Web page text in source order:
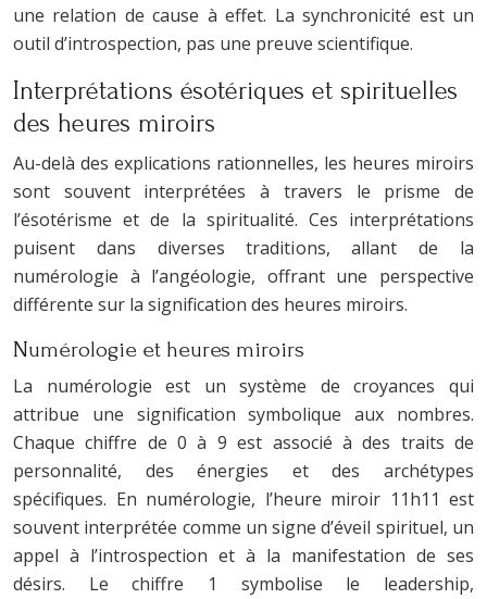
une relation de cause à effet. La synchronicité est un
outil d’introspection, pas une preuve scientifique.
Interprétations ésotériques et spirituelles
des heures miroirs
Au-delà des explications rationnelles, les heures miroirs
sont souvent interprétées à travers le prisme de
l’ésotérisme et de la spiritualité. Ces interprétations
puisent dans diverses traditions, allant de la
numérologie à l’angéologie, offrant une perspective
différente sur la signification des heures miroirs.
Numérologie et heures miroirs
La numérologie est un système de croyances qui
attribue une signification symbolique aux nombres.
Chaque chiffre de 0 à 9 est associé à des traits de
personnalité, des énergies et des archétypes
spécifiques. En numérologie, l’heure miroir 11h11 est
souvent interprétée comme un signe d’éveil spirituel, un
appel à l’introspection et à la manifestation de ses
désirs. Le chiffre 1 symbolise le leadership,